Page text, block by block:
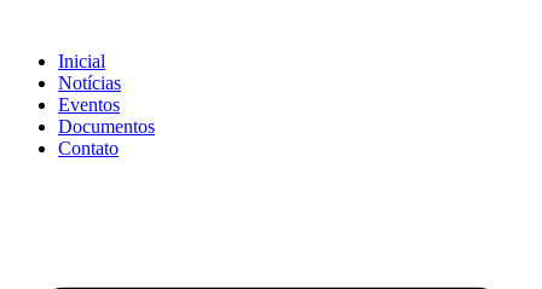
conteúdo
Inicial
Notícias
Eventos
Documentos
Contato